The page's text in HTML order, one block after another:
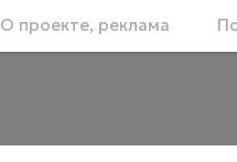
О проекте, реклама